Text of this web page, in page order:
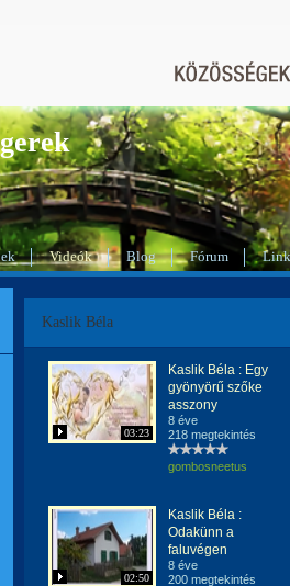
Videók Blog Fórum
Kaslik Béla
03:23
Kaslik Béla : Egy
gyönyörű szőke
asszony
8 éve
218 megtekintés
gombosneetus
02:50
Kaslik Béla :
Odakünn a
faluvégen
8 éve
200 megtekintés